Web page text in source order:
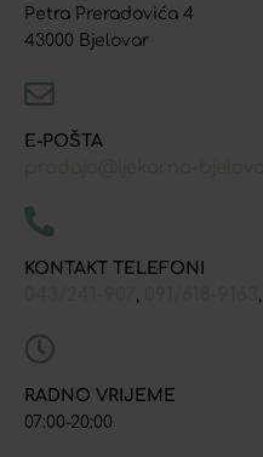
Petra Preradovića 4
43000 Bjelovar
E-POŠTA
KONTAKT TELEFONI
, ,
RADNO VRIJEME
07:00-20:00